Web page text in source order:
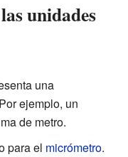
unidades
una
ejemplo, un
de metro.
para el micrómetro.